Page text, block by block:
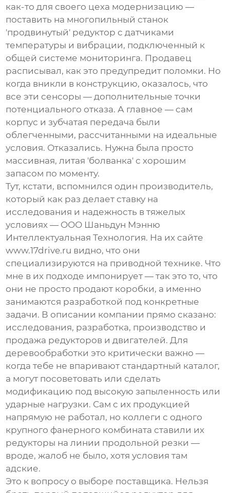
как-то для своего цеха модернизацию —
поставить на многопильный станок
'продвинутый' редуктор с датчиками
температуры и вибрации, подключенный к
общей системе мониторинга. Продавец
расписывал, как это предупредит поломки. Но
когда вникли в конструкцию, оказалось, что
все эти сенсоры — дополнительные точки
потенциального отказа. А главное — сам
корпус и зубчатая передача были
облегченными, рассчитанными на идеальные
условия. Отказались. Нужна была просто
массивная, литая 'болванка' с хорошим
запасом по моменту.
Тут, кстати, вспомнился один производитель,
который как раз делает ставку на
исследования и надежность в тяжелых
условиях — ООО Шаньдун Мэнню
Интеллектуальная Технология. На их сайте
www.17drive.ru видно, что они
специализируются на приводной технике. Что
мне в их подходе импонирует — так это то, что
они не просто продают коробки, а именно
занимаются разработкой под конкретные
задачи. В описании компании прямо сказано:
исследования, разработка, производство и
продажа редукторов и двигателей. Для
деревообработки это критически важно —
когда тебе не впаривают стандартный каталог,
а могут посоветовать или сделать
модификацию под высокую запыленность или
ударные нагрузки. Сам с их продукцией
напрямую не работал, но коллеги с одного
крупного фанерного комбината ставили их
редукторы на линии продольной резки —
вроде, жалоб не было, хотя условия там
адские.
Это к вопросу о выборе поставщика. Нельзя